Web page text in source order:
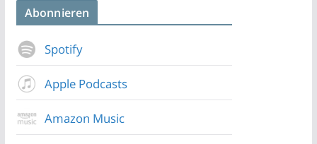
Abonnieren
Spotify
Apple Podcasts
Amazon Music